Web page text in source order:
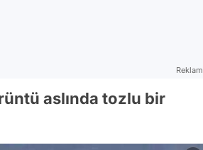
Reklam
aslında tozlu bir